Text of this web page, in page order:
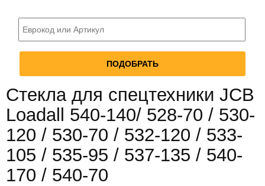
Стекла для спецтехники JCB
Loadall 540-140/ 528-70 / 530-
120 / 530-70 / 532-120 / 533-
105 / 535-95 / 537-135 / 540-
170 / 540-70